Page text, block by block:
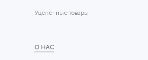
Уцененные товары
О НАС